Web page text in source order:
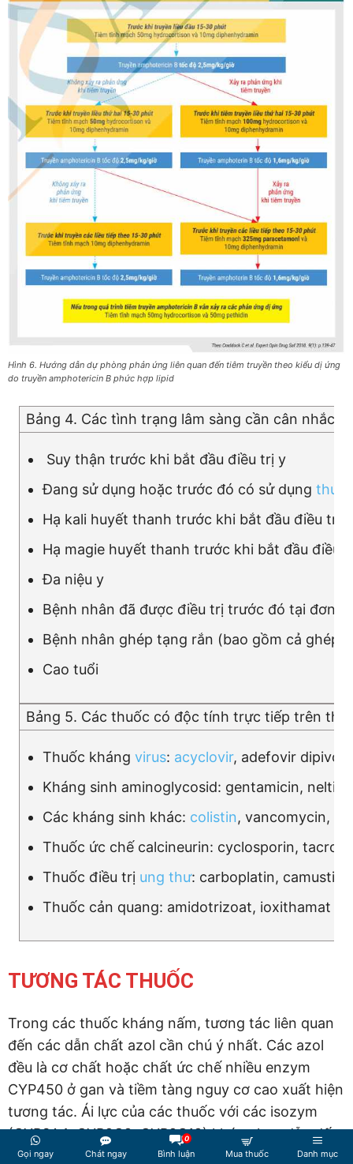
Hình 6. Hướng dẫn dự phòng phản ứng liên quan đến tiêm truyền theo kiểu dị ứng
do truyền amphotericin B phức hợp lipid
Bảng 4. Các tình trạng lâm sàng cần cân nhắc
Suy thận trước khi bắt đầu điều trị y
Đang sử dụng hoặc trước đó có sử dụng
Hạ kali huyết thanh trước khi bắt đầu điều trị y
Hạ magie huyết thanh trước khi bắt đầu điều
Đa niệu y
Bệnh nhân đã được điều trị trước đó tại đơn
Bệnh nhân ghép tạng rắn (bao gồm cả ghép
Cao tuổi
Bảng 5. Các thuốc có độc tính trực tiếp trên
Thuốc kháng virus: acyclovir, adefovir
Kháng sinh aminoglycosid: gentamicin,
Các kháng sinh khác: colistin, vancomycin,
Thuốc ức chế calcineurin: cyclosporin,
Thuốc điều trị ung thư: carboplatin,
Thuốc cản quang: amidotrizoat, ioxithamat
TƯƠNG TÁC THUỐC
Trong các thuốc kháng nấm, tương tác liên quan
đến các dẫn chất azol cần chú ý nhất. Các azol
đều là cơ chất hoặc chất ức chế nhiều enzym
CYP450 ở gan và tiềm tàng nguy cơ cao xuất hiện
tương tác. Ái lực của các thuốc với các isozym
(CYP3A4, CYP2C9, CYP2C19) khác nhau dẫn đến
khác biệt về khả năng tương tác giữa các thuốc
Gọi ngay Chát ngay
0
Bình luận Mua thuốc Danh mục